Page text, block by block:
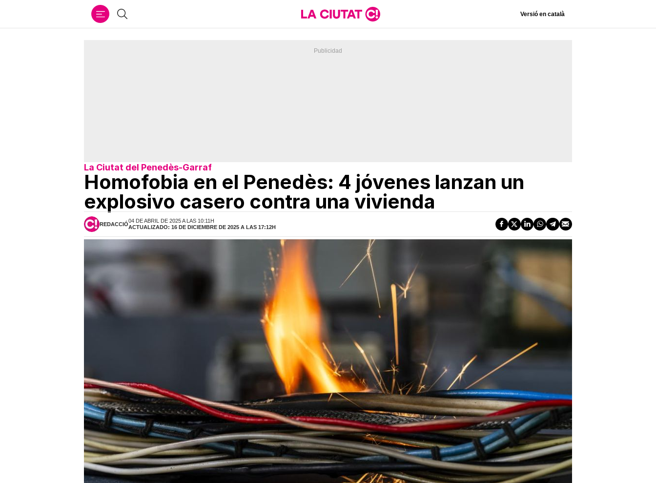
Buscar Versió en català
La Ciutat del Penedès-Garraf
Homofobia en el Penedès: 4 jóvenes lanzan un
explosivo casero contra una vivienda
REDACCIÓ
04 DE ABRIL DE 2025 A LAS 10:11H
ACTUALIZADO: 16 DE DICIEMBRE DE 2025 A LAS 17:12H